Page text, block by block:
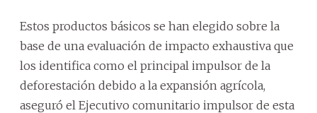
Estos productos básicos se han elegido sobre la
base de una evaluación de impacto exhaustiva que
los identifica como el principal impulsor de la
deforestación debido a la expansión agrícola,
aseguró el Ejecutivo comunitario impulsor de esta